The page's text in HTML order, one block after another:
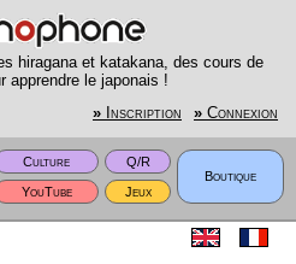
hiragana et katakana, des cours de
apprendre le japonais !
» Inscription » Connexion
Culture
Q/R
Boutique
YouTube Jeux